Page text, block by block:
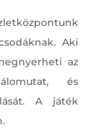
Aki
az
és
A játék